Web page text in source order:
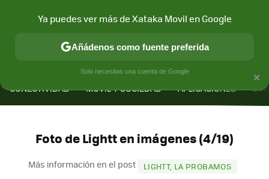
CONECTIVIDAD MÓVIL Y SOCIEDAD APLICACIONES
Foto de Lightt en imágenes (4/19)
Más información en el post LIGHTT, LA PROBAMOS
×
Ya puedes ver más de Xataka Movil en Google
Añádenos como fuente preferida
Solo necesitas una cuenta de Google